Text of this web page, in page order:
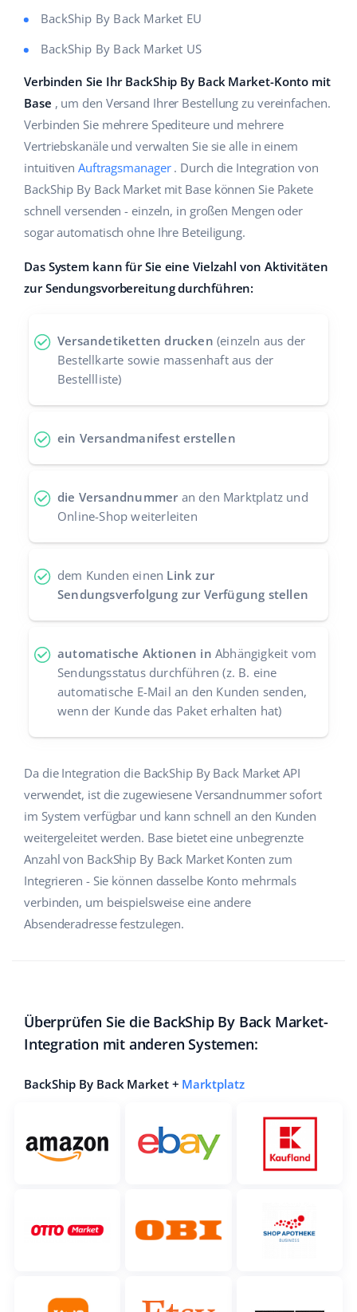
Versandmanagement
Preisautomatisierung
KI für E-Commerce
Ecosystem
Base Analytics
Haus & Garten
Produkte für Kinder
Elektronik
Autoteile
Supermarkt
Health & Beauty
Hilfe
Akademie
Marketplace Ebook
Blog
Dienstleistungen
Systemimplementierungen
Base.com Audit
Vorteilsrechner
Zusammenarbeit und Partner
english (US)
english (GB)
english (IN)
čeština
deutsch
Ελληνικά
español (AR)
español (MX)
Italiano
polski
中文
BackShip By Back Market EU
BackShip By Back Market US
Verbinden Sie Ihr BackShip By Back Market-Konto mit
Base , um den Versand Ihrer Bestellung zu vereinfachen.
Verbinden Sie mehrere Spediteure und mehrere
Vertriebskanäle und verwalten Sie sie alle in einem
intuitiven Auftragsmanager. Durch die Integration von
BackShip By Back Market mit Base können Sie Pakete
schnell versenden - einzeln, in großen Mengen oder
sogar automatisch ohne Ihre Beteiligung.
Das System kann für Sie eine Vielzahl von Aktivitäten
zur Sendungsvorbereitung durchführen:
Versandetiketten drucken (einzeln aus der
Bestellkarte sowie massenhaft aus der
Bestellliste)
ein Versandmanifest erstellen
die Versandnummer an den Marktplatz und
Online-Shop weiterleiten
dem Kunden einen Link zur
Sendungsverfolgung zur Verfügung stellen
automatische Aktionen in Abhängigkeit vom
Sendungsstatus durchführen (z. B. eine
automatische E-Mail an den Kunden senden,
wenn der Kunde das Paket erhalten hat)
Da die Integration die BackShip By Back Market API
verwendet, ist die zugewiesene Versandnummer sofort
im System verfügbar und kann schnell an den Kunden
weitergeleitet werden. Base bietet eine unbegrenzte
Anzahl von BackShip By Back Market Konten zum
Integrieren - Sie können dasselbe Konto mehrmals
verbinden, um beispielsweise eine andere
Absenderadresse festzulegen.
Überprüfen Sie die BackShip By Back Market-
Integration mit anderen Systemen:
BackShip By Back Market + Marktplatz